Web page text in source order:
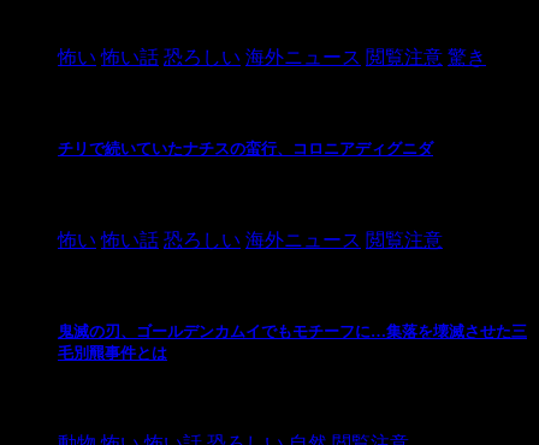
怖い 怖い話 恐ろしい 海外ニュース 閲覧注意 驚き
チリで続いていたナチスの蛮行、コロニアディグニダ
怖い 怖い話 恐ろしい 海外ニュース 閲覧注意
鬼滅の刃、ゴールデンカムイでもモチーフに…集落を壊滅させた三
毛別羆事件とは